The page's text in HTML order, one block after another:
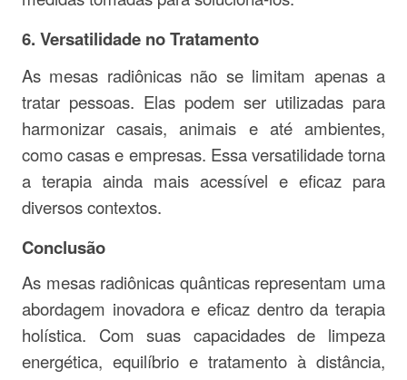
6. Versatilidade no Tratamento
As mesas radiônicas não se limitam apenas a
tratar pessoas. Elas podem ser utilizadas para
harmonizar casais, animais e até ambientes,
como casas e empresas. Essa versatilidade torna
a terapia ainda mais acessível e eficaz para
diversos contextos.
Conclusão
As mesas radiônicas quânticas representam uma
abordagem inovadora e eficaz dentro da terapia
holística. Com suas capacidades de limpeza
energética, equilíbrio e tratamento à distância,